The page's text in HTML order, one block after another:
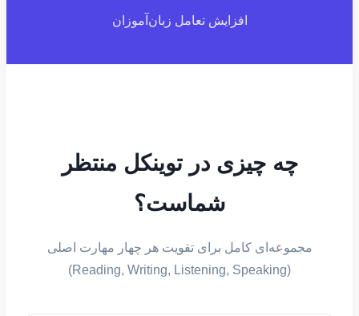
افزایش تعامل زبان‌آموزان
چه چیزی در توینکل منتظر
شماست؟
مجموعه‌ای کامل برای تقویت هر چهار مهارت اصلی
(Reading, Writing, Listening, Speaking)